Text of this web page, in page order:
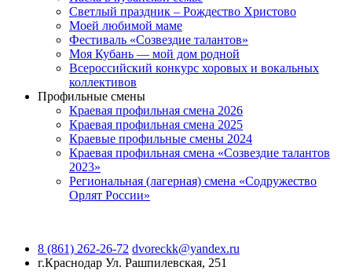
Светлый праздник – Рождество Христово
Моей любимой маме
Фестиваль «Созвездие талантов»
Моя Кубань — мой дом родной
Всероссийский конкурс хоровых и вокальных
коллективов
Профильные смены
Краевая профильная смена 2026
Краевая профильная смена 2025
Краевые профильные смены 2024
Краевая профильная смена «Созвездие талантов
2023»
Региональная (лагерная) смена «Содружество
Орлят России»
8 (861) 262-26-72 dvoreckk@yandex.ru
г.Краснодар Ул. Рашпилевская, 251